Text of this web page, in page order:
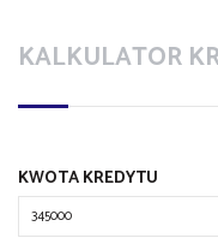
KALKULATOR
KWOTA KREDYTU